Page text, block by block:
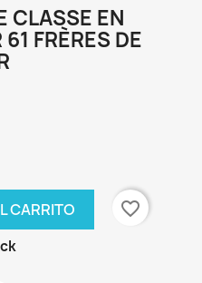
CLASSE EN
FRÈRES DE
CARRITO
favorite_border